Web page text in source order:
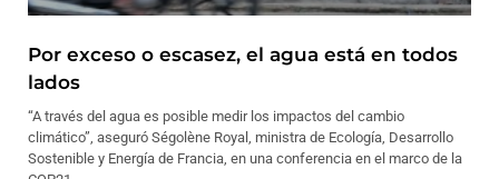
Por exceso o escasez, el agua está en todos
lados
“A través del agua es posible medir los impactos del cambio
climático”, aseguró Ségolène Royal, ministra de Ecología, Desarrollo
Sostenible y Energía de Francia, en una conferencia en el marco de la